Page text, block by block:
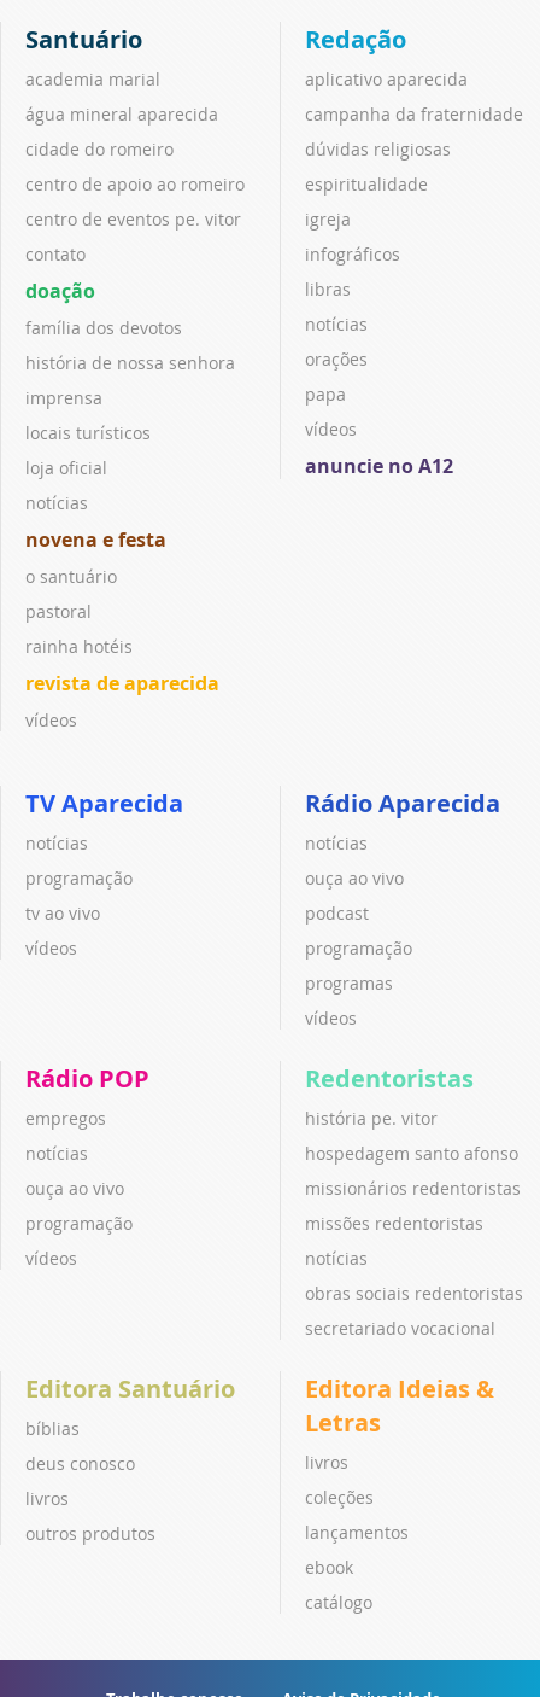
Santuário
academia marial
água mineral aparecida
cidade do romeiro
centro de apoio ao romeiro
centro de eventos pe. vitor
contato
doação
família dos devotos
história de nossa senhora
imprensa
locais turísticos
loja oficial
notícias
novena e festa
o santuário
pastoral
rainha hotéis
revista de aparecida
vídeos
Redação
aplicativo aparecida
campanha da fraternidade
dúvidas religiosas
espiritualidade
igreja
infográficos
libras
notícias
orações
papa
vídeos
anuncie no A12
TV Aparecida
notícias
programação
tv ao vivo
vídeos
Rádio Aparecida
notícias
ouça ao vivo
podcast
programação
programas
vídeos
Rádio POP
empregos
notícias
ouça ao vivo
programação
vídeos
Redentoristas
história pe. vitor
hospedagem santo afonso
missionários redentoristas
missões redentoristas
notícias
obras sociais redentoristas
secretariado vocacional
Editora Santuário
bíblias
deus conosco
livros
outros produtos
Editora Ideias &
Letras
livros
coleções
lançamentos
ebook
catálogo